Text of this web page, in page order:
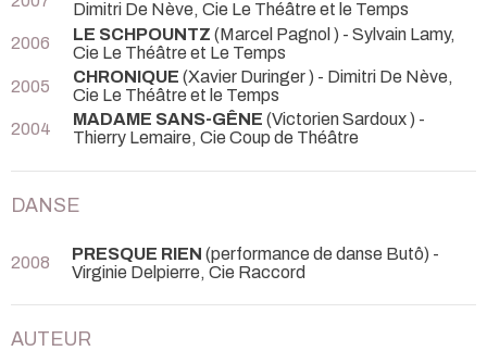
Dimitri De Nève, Cie Le Théâtre et le Temps
2006
LE SCHPOUNTZ (Marcel Pagnol ) - Sylvain Lamy,
Cie Le Théâtre et Le Temps
2005
CHRONIQUE (Xavier Duringer ) - Dimitri De Nève,
Cie Le Théâtre et le Temps
2004
MADAME SANS-GÊNE (Victorien Sardoux ) -
Thierry Lemaire, Cie Coup de Théâtre
DANSE
2008 PRESQUE RIEN (performance de danse Butô) -
Virginie Delpierre, Cie Raccord
AUTEUR